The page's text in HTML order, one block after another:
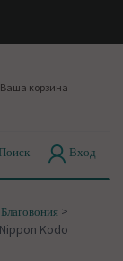
Ваша корзина
Поиск Вход
Благовония >
Kodo